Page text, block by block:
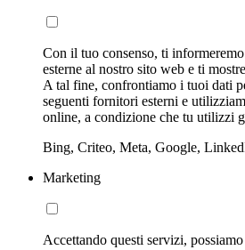
Con il tuo consenso, ti
esterne al nostro sito web e ti
A tal fine, confrontiamo i tuoi dati
seguenti fornitori esterni e
online, a condizione che tu utilizzi
Bing, Criteo, Meta, Google,
Marketing
Accettando questi servizi,